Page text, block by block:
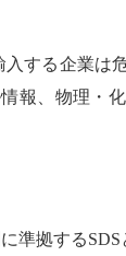
入する企業は
報、物理・
準拠するSDS